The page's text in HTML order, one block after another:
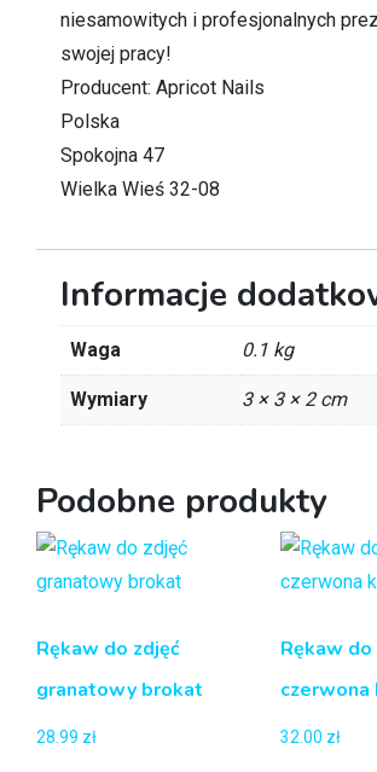
niesamowitych i profesjonalnych
swojej pracy!
Producent: Apricot Nails
Polska
Spokojna 47
Wielka Wieś 32-08
Informacje
Waga 0.1 kg
Wymiary 3 × 3 × 2 cm
Podobne produkty
Rękaw do zdjęć
granatowy brokat
28.99 zł
Rękaw do
czerwona
32.00 zł